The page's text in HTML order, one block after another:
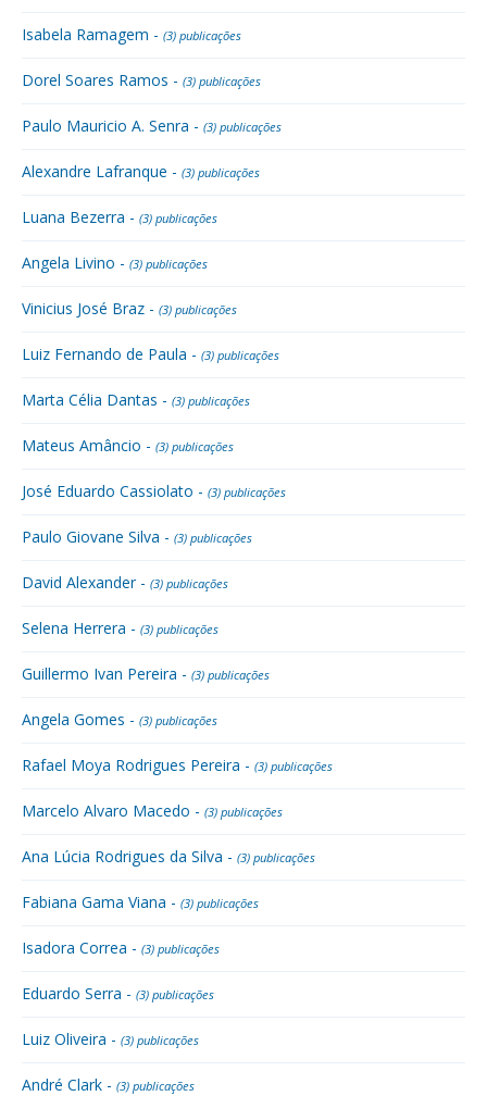
Isabela Ramagem - (3) publicações
Dorel Soares Ramos - (3) publicações
Paulo Mauricio A. Senra - (3) publicações
Alexandre Lafranque - (3) publicações
Luana Bezerra - (3) publicações
Angela Livino - (3) publicações
Vinicius José Braz - (3) publicações
Luiz Fernando de Paula - (3) publicações
Marta Célia Dantas - (3) publicações
Mateus Amâncio - (3) publicações
José Eduardo Cassiolato - (3) publicações
Paulo Giovane Silva - (3) publicações
David Alexander - (3) publicações
Selena Herrera - (3) publicações
Guillermo Ivan Pereira - (3) publicações
Angela Gomes - (3) publicações
Rafael Moya Rodrigues Pereira - (3) publicações
Marcelo Alvaro Macedo - (3) publicações
Ana Lúcia Rodrigues da Silva - (3) publicações
Fabiana Gama Viana - (3) publicações
Isadora Correa - (3) publicações
Eduardo Serra - (3) publicações
Luiz Oliveira - (3) publicações
André Clark - (3) publicações